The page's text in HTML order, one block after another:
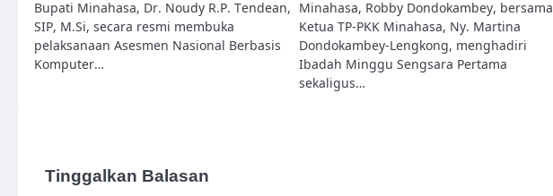
Bupati Minahasa, Dr. Noudy R.P. Tendean,
SIP, M.Si, secara resmi membuka
pelaksanaan Asesmen Nasional Berbasis
Komputer…
Minahasa, Robby Dondokambey, bersama
Ketua TP-PKK Minahasa, Ny. Martina
Dondokambey-Lengkong, menghadiri
Ibadah Minggu Sengsara Pertama
sekaligus…
Tinggalkan Balasan